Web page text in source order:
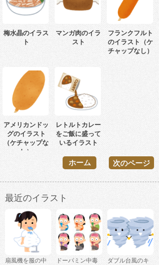
梅水晶のイラス
ト
マンガ肉のイラ
スト
フランクフルト
のイラスト（ケ
チャップなし）
アメリカンドッ
グのイラスト
（ケチャップな
し）
レトルトカレー
をご飯に盛って
いるイラスト
次のページ
ホーム
最近のイラスト
扇風機を服の中
ドーパミン中毒
ダブル台風のキ